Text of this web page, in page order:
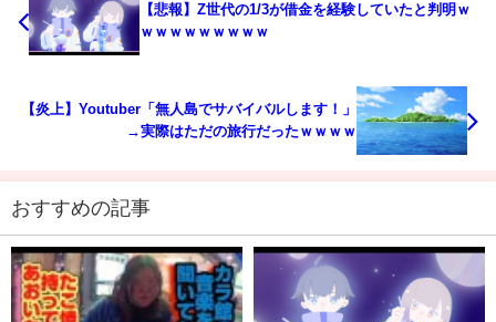
【悲報】Z世代の1/3が借金を経験していたと判明ｗ
ｗｗｗｗｗｗｗｗｗ
【炎上】Youtuber「無人島でサバイバルします！」
→実際はただの旅行だったｗｗｗｗ
おすすめの記事